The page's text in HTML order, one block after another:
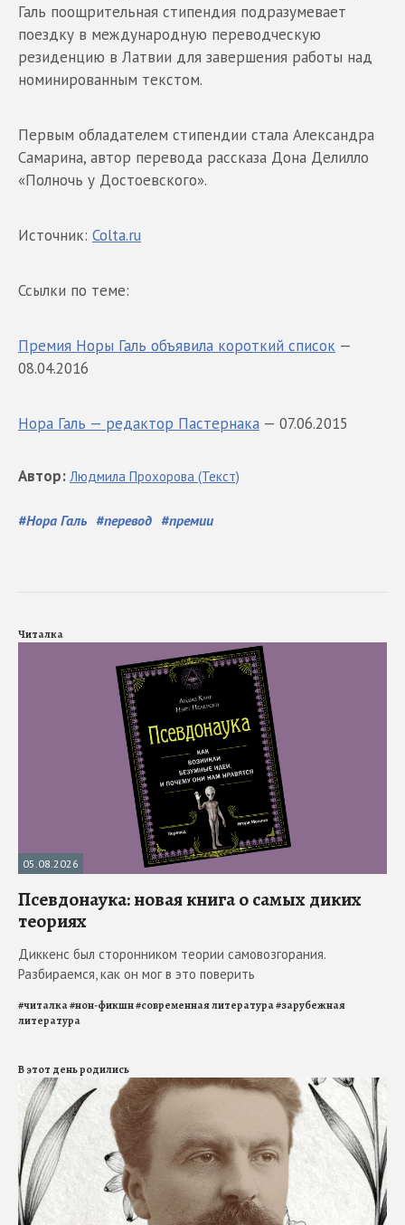
Галь поощрительная стипендия подразумевает
поездку в международную переводческую
резиденцию в Латвии для завершения работы над
номинированным текстом.
Первым обладателем стипендии стала Александра
Самарина, автор перевода рассказа Дона Делилло
«Полночь у Достоевского».
Источник: Colta.ru
Ссылки по теме:
Премия Норы Галь объявила короткий список —
08.04.2016
Нора Галь — редактор Пастернака — 07.06.2015
#Нора Галь #перевод #премии
Автор: Людмила Прохорова (Текст)
Читалка
05.08.2026
Псевдонаука: новая книга о самых диких
теориях
Диккенс был сторонником теории самовозгорания.
Разбираемся, как он мог в это поверить
#читалка#нон-фикшн#современная литература#зарубежная
литература
В этот день родились